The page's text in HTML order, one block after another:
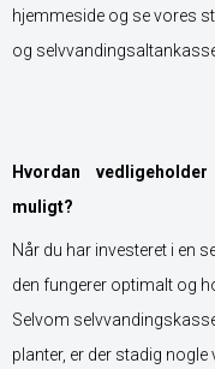
hjemmeside og se vores
og
Hvordan
muligt?
Når du har investeret i en
den fungerer optimalt og
Selvom
planter, er der stadig